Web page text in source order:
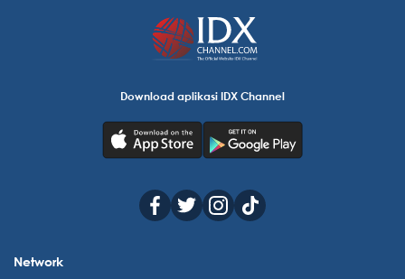
Download aplikasi IDX Channel
Network